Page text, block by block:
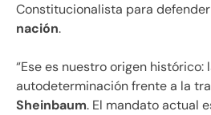
Constitucionalista para
nación.
“Ese es nuestro origen histórico:
autodeterminación frente a la
Sheinbaum. El mandato actual